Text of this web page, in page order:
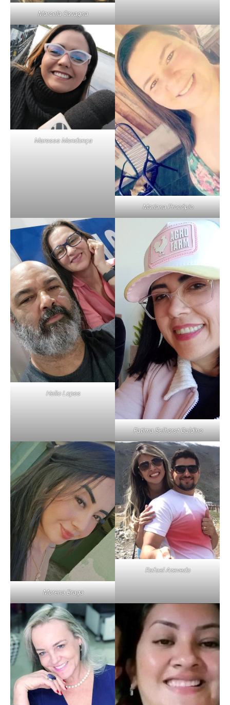
Marcela Cavagna
Maressa Mendonça
Mariana Procópio
Helio Lopes
Fatima Selhorst Galdino
Morena Braga
Rafael Azevedo